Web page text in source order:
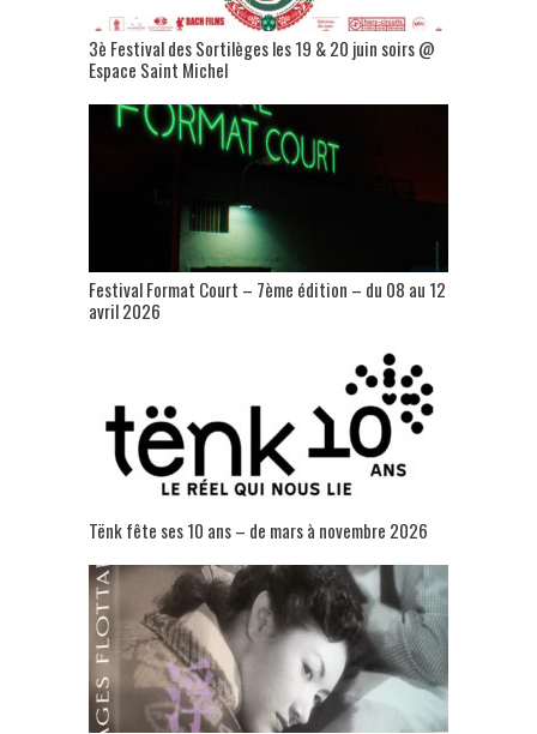
3è Festival des Sortilèges les 19 & 20 juin soirs @
Espace Saint Michel
Festival Format Court – 7ème édition – du 08 au 12
avril 2026
Tënk fête ses 10 ans – de mars à novembre 2026